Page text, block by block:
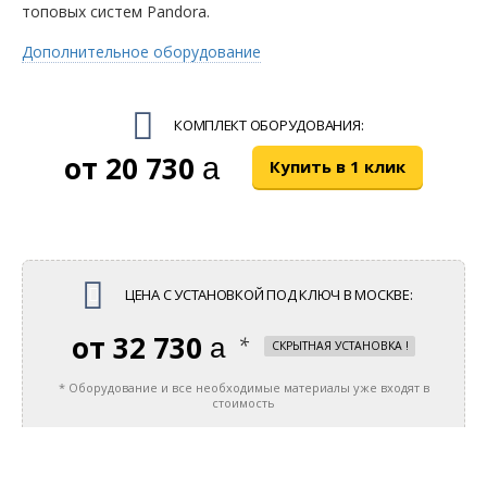
топовых систем Pandora.​
Дополнительное оборудование
КОМПЛЕКТ ОБОРУДОВАНИЯ:
20 730 руб.Купить в 1 клик
ЦЕНА С УСТАНОВКОЙ ПОД КЛЮЧ В МОСКВЕ:
32 730 руб.
* СКРЫТНАЯ УСТАНОВКА !
* Оборудование и все необходимые материалы уже входят в
стоимость